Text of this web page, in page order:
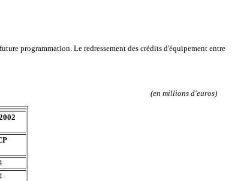
programmation. Le redressement des crédits d'équipement entre
(en millions d'euros)